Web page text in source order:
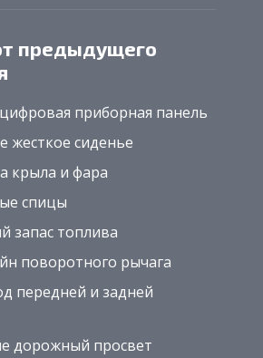
предыдущего
приборная панель
жесткое сиденье
крыла и фара
спицы
запас топлива
поворотного рычага
передней и задней
дорожный просвет